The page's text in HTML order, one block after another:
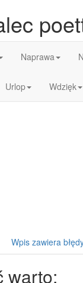
Naprawa
Urlop Wdzięk
Wpis zawiera
warto: